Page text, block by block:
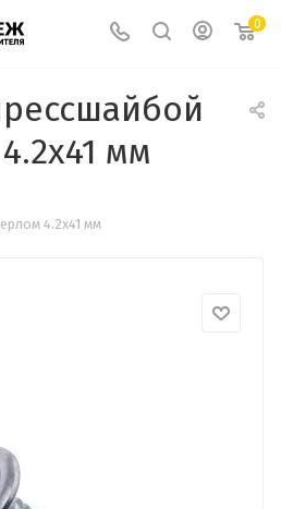
0
мм
4.2х41 мм